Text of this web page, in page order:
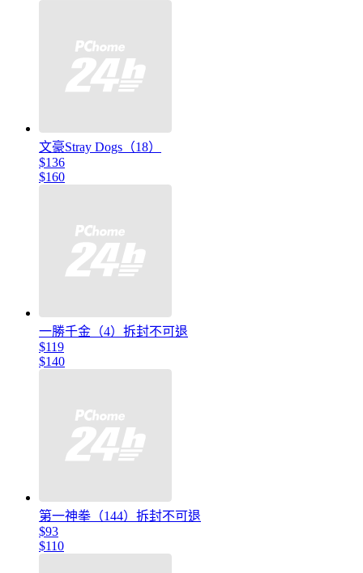
文豪Stray Dogs（18）
$136
$160
一勝千金（4）拆封不可退
$119
$140
第一神拳（144）拆封不可退
$93
$110